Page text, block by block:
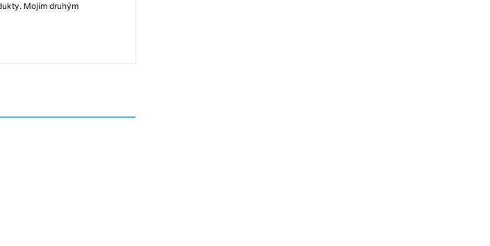
Mojím druhým